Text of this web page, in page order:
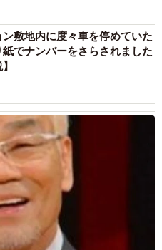
敷地内に度々車を停めていた
でナンバーをさらされました